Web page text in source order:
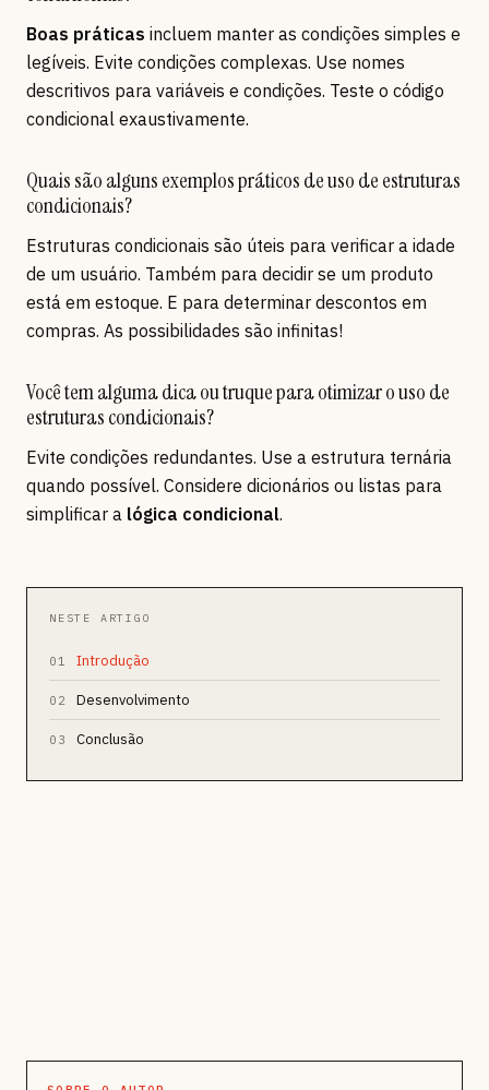
Boas práticas incluem manter as condições simples e
legíveis. Evite condições complexas. Use nomes
descritivos para variáveis e condições. Teste o código
condicional exaustivamente.
Quais são alguns exemplos práticos de uso de estruturas
condicionais?
Estruturas condicionais são úteis para verificar a idade
de um usuário. Também para decidir se um produto
está em estoque. E para determinar descontos em
compras. As possibilidades são infinitas!
Você tem alguma dica ou truque para otimizar o uso de
estruturas condicionais?
Evite condições redundantes. Use a estrutura ternária
quando possível. Considere dicionários ou listas para
simplificar a lógica condicional.
NESTE ARTIGO
01 Introdução
02 Desenvolvimento
03 Conclusão